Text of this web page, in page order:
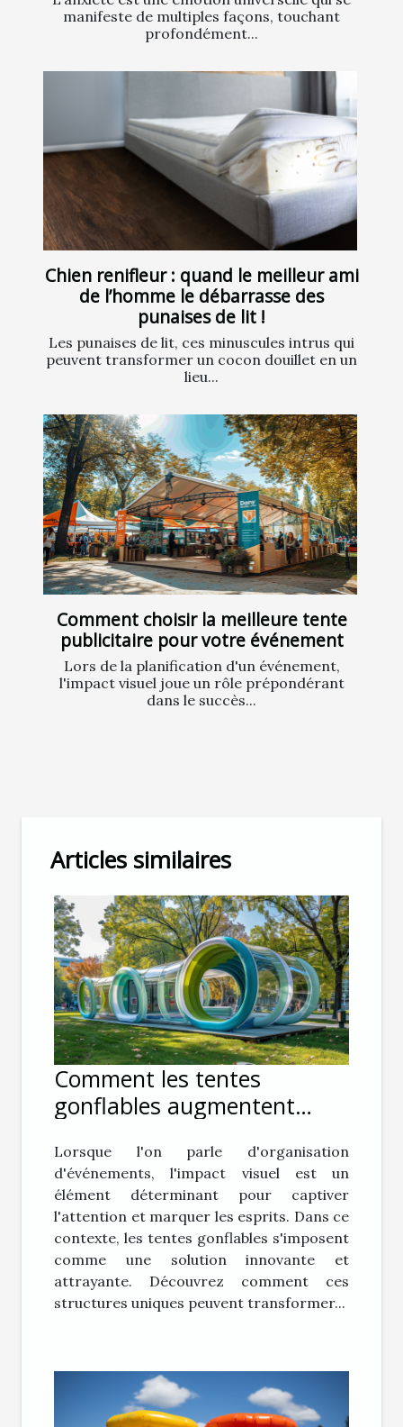
manifeste de multiples façons, touchant
profondément...
Chien renifleur : quand le meilleur ami
de l’homme le débarrasse des
punaises de lit !
Les punaises de lit, ces minuscules intrus qui
peuvent transformer un cocon douillet en un
lieu...
Comment choisir la meilleure tente
publicitaire pour votre événement
Lors de la planification d'un événement,
l'impact visuel joue un rôle prépondérant
dans le succès...
Articles similaires
Comment les tentes
gonflables augmentent
d'événements
Lorsque l'on parle d'organisation
d'événements, l'impact visuel est un
élément déterminant pour captiver
l'attention et marquer les esprits. Dans ce
contexte, les tentes gonflables s'imposent
comme une solution innovante et
attrayante. Découvrez comment ces
structures uniques peuvent transformer...